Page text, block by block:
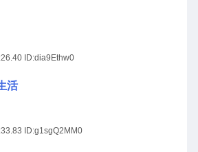
ID:dia9Ethw0
活
ID:g1sgQ2MM0